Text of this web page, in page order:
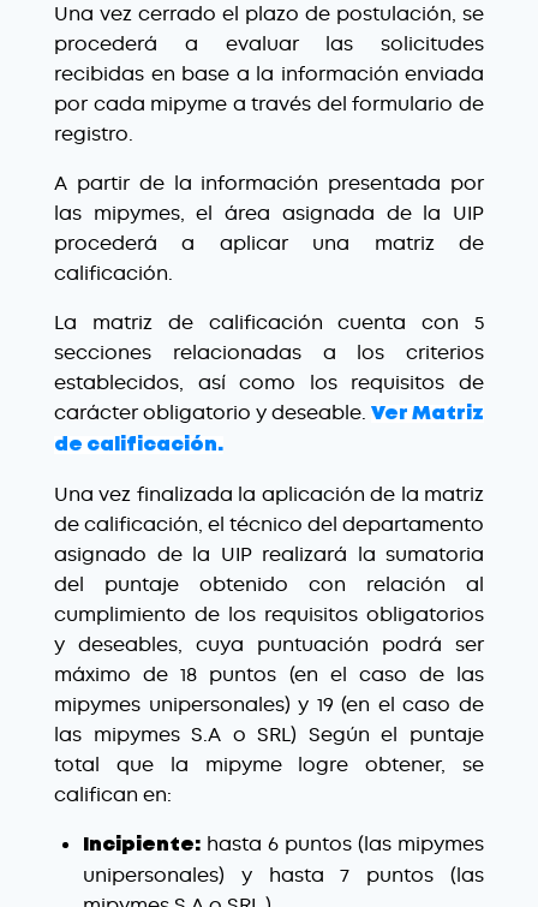
Una vez cerrado el plazo de postulación, se
procederá a evaluar las solicitudes
recibidas en base a la información enviada
por cada mipyme a través del formulario de
registro.
A partir de la información presentada por
las mipymes, el área asignada de la UIP
procederá a aplicar una matriz de
calificación.
La matriz de calificación cuenta con 5
secciones relacionadas a los criterios
establecidos, así como los requisitos de
carácter obligatorio y deseable. Ver Matriz
de calificación.
Una vez finalizada la aplicación de la matriz
de calificación, el técnico del departamento
asignado de la UIP realizará la sumatoria
del puntaje obtenido con relación al
cumplimiento de los requisitos obligatorios
y deseables, cuya puntuación podrá ser
máximo de 18 puntos (en el caso de las
mipymes unipersonales) y 19 (en el caso de
las mipymes S.A o SRL) Según el puntaje
total que la mipyme logre obtener, se
califican en:
Incipiente: hasta 6 puntos (las mipymes
unipersonales) y hasta 7 puntos (las